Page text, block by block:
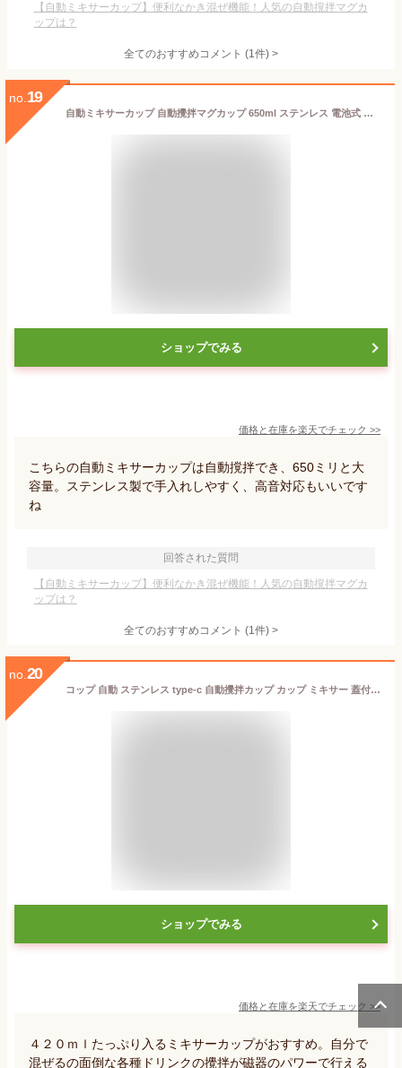
【自動ミキサーカップ】便利なかき混ぜ機能！人気の自動撹拌マグカ
ップは？
全てのおすすめコメント (1件) >
no. 19
自動ミキサーカップ 自動攪拌マグカップ 650ml ステンレス 電池式 自動磁気撹拌カップ コーヒーカップ マグカップ ミキシング 家庭 仕事 自動かき混ぜ ミキシングカップ マグカップ 旅行ギフト お茶カップ 携帯便利
ショップでみる
価格と在庫を楽天でチェック >>
こちらの自動ミキサーカップは自動撹拌でき、650ミリと大
容量。ステンレス製で手入れしやすく、高音対応もいいです
ね
回答された質問
【自動ミキサーカップ】便利なかき混ぜ機能！人気の自動撹拌マグカ
ップは？
全てのおすすめコメント (1件) >
no. 20
コップ 自動 ステンレス type-c 自動攪拌カップ カップ ミキサー 蓋付き 自動 軽量 420ml 充電式 直飲み 真空 断熱 タンブラー 自動磁気撹拌 自動かき混ぜ コーヒーカップ お茶カップ 家庭 仕事 ミキシングカップ
ショップでみる
価格と在庫を楽天でチェック >>
４２０ｍｌたっぷり入るミキサーカップがおすすめ。自分で
混ぜるの面倒な各種ドリンクの攪拌が磁器のパワーで行える